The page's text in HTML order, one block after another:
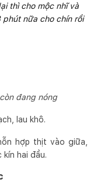
thì cho mộc nhĩ và
nữa cho chín rồi
đang nóng
lau khô.
hợp thịt vào giữa,
hai đầu.